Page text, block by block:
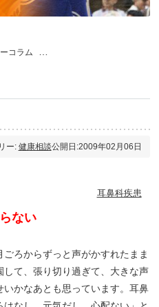
コラム
ー: 健康相談公開日:2009年02月06日
耳鼻科疾患
ない
ろからずっと声がかすれたまま
て、張り切り過ぎて、大きな声
かなあとも思っています。耳鼻